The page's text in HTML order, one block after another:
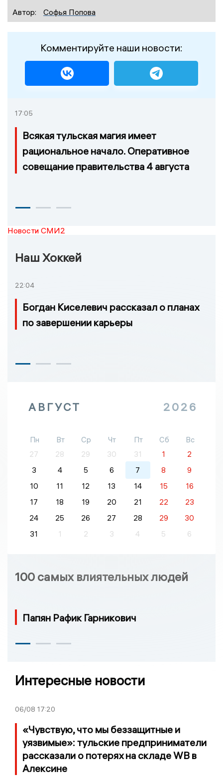
Автор:
Софья Попова
Комментируйте наши новости:
17:05
Всякая тульская магия имеет
рациональное начало. Оперативное
совещание правительства 4 августа
Новости СМИ2
Наш Хоккей
22:04
Богдан Киселевич рассказал о планах
по завершении карьеры
АВГУСТ 2026
Пн Вт Ср Чт Пт Сб
Вс
27
28 29 30 31 1
2
3
4 5 6 7 8
9
10
11 12 13 14 15
16
17
18 19 20 21 22
23
24
25 26 27 28 29
30
31
1 2 3 4 5 6
100 самых влиятельных людей
Папян Рафик Гарникович
Интересные новости
06/08 17:20
«Чувствую, что мы беззащитные и
уязвимые»: тульские предприниматели
рассказали о потерях на складе WB в
Алексине